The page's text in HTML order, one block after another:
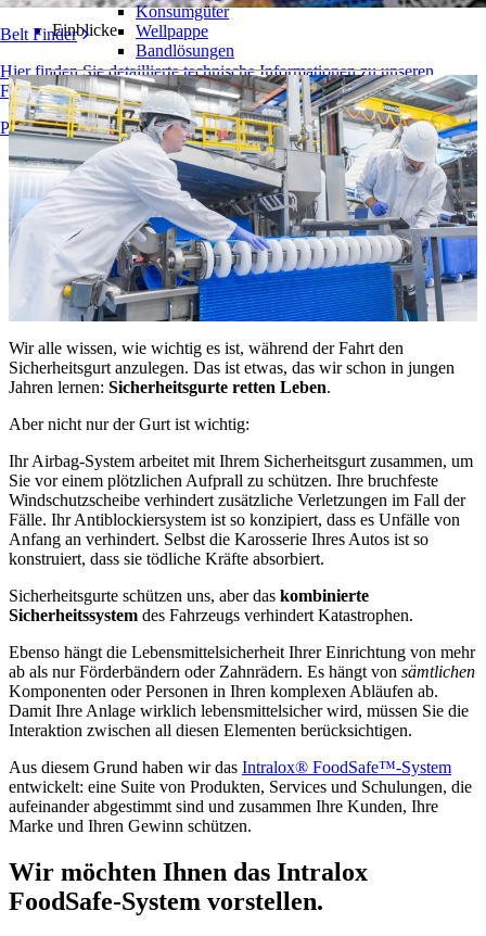
Belt Finder
Hier finden Sie detaillierte technische Informationen zu unseren
Förderbändern, Komponenten, Zubehör und mehr
Produktübersicht
Konsumgüter
Wellpappe
Bandlösungen
Logistik und Materialförderung
E-Commerce und Vertrieb
Post und Paket
Reifen- und Automobilindustrie
Reifen
Automobilindustrie
EV-Batterien
Industrieproduktion
Branchenübersicht
Einblicke
Wir alle wissen, wie wichtig es ist, während der Fahrt den
Sicherheitsgurt anzulegen. Das ist etwas, das wir schon in jungen
Jahren lernen: Sicherheitsgurte retten Leben.
Aber nicht nur der Gurt ist wichtig:
Ihr Airbag-System arbeitet mit Ihrem Sicherheitsgurt zusammen, um
Sie vor einem plötzlichen Aufprall zu schützen. Ihre bruchfeste
Windschutzscheibe verhindert zusätzliche Verletzungen im Fall der
Fälle. Ihr Antiblockiersystem ist so konzipiert, dass es Unfälle von
Anfang an verhindert. Selbst die Karosserie Ihres Autos ist so
konstruiert, dass sie tödliche Kräfte absorbiert.
Sicherheitsgurte schützen uns, aber das kombinierte
Sicherheitssystem des Fahrzeugs verhindert Katastrophen.
Ebenso hängt die Lebensmittelsicherheit Ihrer Einrichtung von mehr
ab als nur Förderbändern oder Zahnrädern. Es hängt von sämtlichen
Komponenten oder Personen in Ihren komplexen Abläufen ab.
Damit Ihre Anlage wirklich lebensmittelsicher wird, müssen Sie die
Interaktion zwischen all diesen Elementen berücksichtigen.
Aus diesem Grund haben wir das Intralox® FoodSafe™-System
entwickelt: eine Suite von Produkten, Services und Schulungen, die
aufeinander abgestimmt sind und zusammen Ihre Kunden, Ihre
Marke und Ihren Gewinn schützen.
Wir möchten Ihnen das Intralox
FoodSafe-System vorstellen.